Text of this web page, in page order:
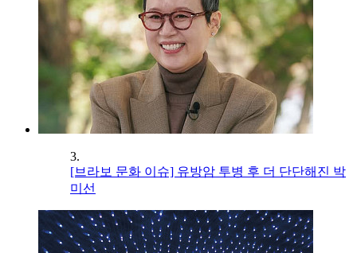
3.
[브라보 문화 이슈] 유방암 투병 후 더 단단해진 박
미선